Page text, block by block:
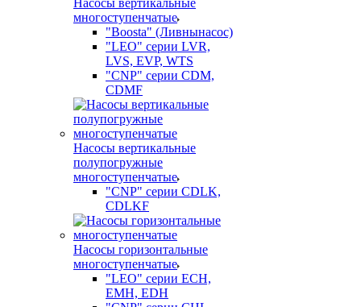
Насосы вертикальные
многоступенчатые
"Boosta" (Ливнынасос)
"LEO" серии LVR,
LVS, EVP, WTS
"CNP" серии CDM,
CDMF
Насосы вертикальные
полупогружные
многоступенчатые
"CNP" серии CDLK,
CDLKF
Насосы горизонтальные
многоступенчатые
"LEO" серии ECH,
EMH, EDH